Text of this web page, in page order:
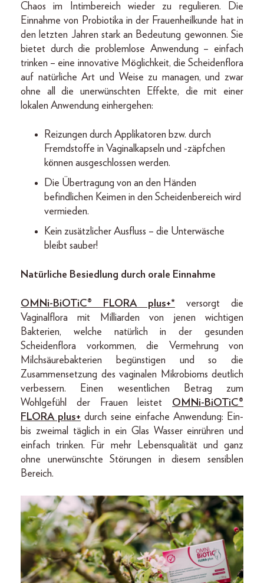
Chaos im Intimbereich wieder zu regulieren. Die
Einnahme von Probiotika in der Frauenheilkunde hat in
den letzten Jahren stark an Bedeutung gewonnen. Sie
bietet durch die problemlose Anwendung – einfach
trinken – eine innovative Möglichkeit, die Scheidenflora
auf natürliche Art und Weise zu managen, und zwar
ohne all die unerwünschten Effekte, die mit einer
lokalen Anwendung einhergehen:
Reizungen durch Applikatoren bzw. durch
Fremdstoffe in Vaginalkapseln und -zäpfchen
können ausgeschlossen werden.
Die Übertragung von an den Händen
befindlichen Keimen in den Scheidenbereich wird
vermieden.
Kein zusätzlicher Ausfluss – die Unterwäsche
bleibt sauber!
Natürliche Besiedlung durch orale Einnahme
OMNi-BiOTiC® FLORA plus+* versorgt die
Vaginalflora mit Milliarden von jenen wichtigen
Bakterien, welche natürlich in der gesunden
Scheidenflora vorkommen, die Vermehrung von
Milchsäurebakterien begünstigen und so die
Zusammensetzung des vaginalen Mikrobioms deutlich
verbessern. Einen wesentlichen Betrag zum
Wohlgefühl der Frauen leistet OMNi-BiOTiC®
FLORA plus+ durch seine einfache Anwendung: Ein-
bis zweimal täglich in ein Glas Wasser einrühren und
einfach trinken. Für mehr Lebensqualität und ganz
ohne unerwünschte Störungen in diesem sensiblen
Bereich.